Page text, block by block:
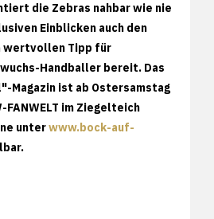
die Zebras nahbar wie nie
Einblicken auch den
wertvollen Tipp für
Handballer bereit. Das
Magazin ist ab Ostersamstag
FANWELT im Ziegelteich
unterwww.bock-auf-